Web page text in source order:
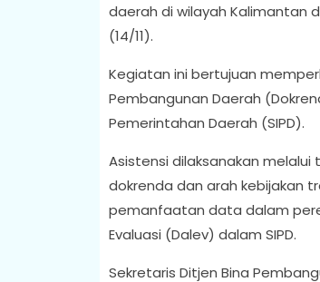
daerah di wilayah Kalimantan
(14/11).
Kegiatan ini bertujuan
Pembangunan Daerah
Pemerintahan Daerah (SIPD).
Asistensi dilaksanakan
dokrenda dan arah kebijakan
pemanfaatan data dalam
Evaluasi (Dalev) dalam SIPD.
Sekretaris Ditjen Bina